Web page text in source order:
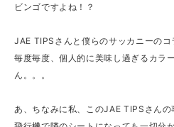
ビンゴですよね！？
JAE TIPSさんと僕らのサッカニーのコ
毎度毎度、個人的に美味し過ぎるカラ
ん。。。
あ、ちなみに私、このJAE TIPSさんの